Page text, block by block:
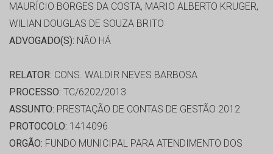
MAURÍCIO BORGES DA COSTA, MARIO ALBERTO KRUGER,
WILIAN DOUGLAS DE SOUZA BRITO
ADVOGADO(S): NÃO HÁ
RELATOR: CONS. WALDIR NEVES BARBOSA
PROCESSO: TC/6202/2013
ASSUNTO: PRESTAÇÃO DE CONTAS DE GESTÃO 2012
PROTOCOLO: 1414096
ORGÃO: FUNDO MUNICIPAL PARA ATENDIMENTO DOS